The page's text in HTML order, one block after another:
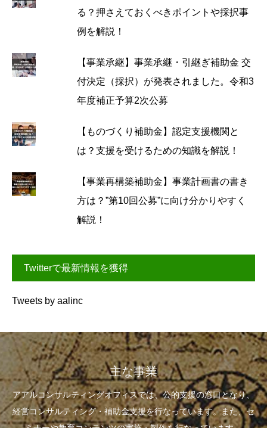
る？押さえておくべきポイントや採択事
例を解説！
【事業承継】事業承継・引継ぎ補助金 交
付決定（採択）が発表されました。令和3
年度補正予算2次公募
【ものづくり補助金】認定支援機関と
は？支援を受けるための知識を解説！
【事業再構築補助金】事業計画書の書き
方は？”第10回公募”に向け分かりやすく
解説！
Twitterで最新情報を獲得
Tweets by aalinc
主な事業
アアルコンサルティングオフィスでは、公的支援の窓口となり、
経営コンサルティング・補助金支援を行なっています。また、セ